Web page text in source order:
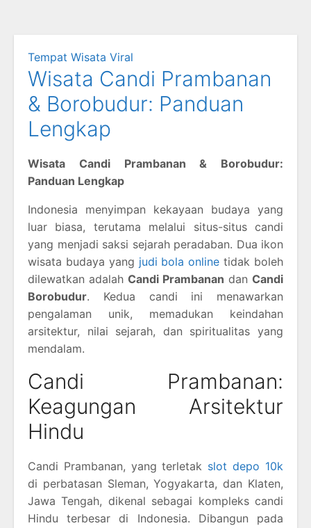
Tempat Wisata Viral
Wisata Candi Prambanan
& Borobudur: Panduan
Lengkap
Wisata Candi Prambanan & Borobudur:
Panduan Lengkap
Indonesia menyimpan kekayaan budaya yang
luar biasa, terutama melalui situs-situs candi
yang menjadi saksi sejarah peradaban. Dua ikon
wisata budaya yang judi bola online tidak boleh
dilewatkan adalah Candi Prambanan dan Candi
Borobudur. Kedua candi ini menawarkan
pengalaman unik, memadukan keindahan
arsitektur, nilai sejarah, dan spiritualitas yang
mendalam.
Candi Prambanan:
Keagungan Arsitektur
Hindu
Candi Prambanan, yang terletak slot depo 10k
di perbatasan Sleman, Yogyakarta, dan Klaten,
Jawa Tengah, dikenal sebagai kompleks candi
Hindu terbesar di Indonesia. Dibangun pada